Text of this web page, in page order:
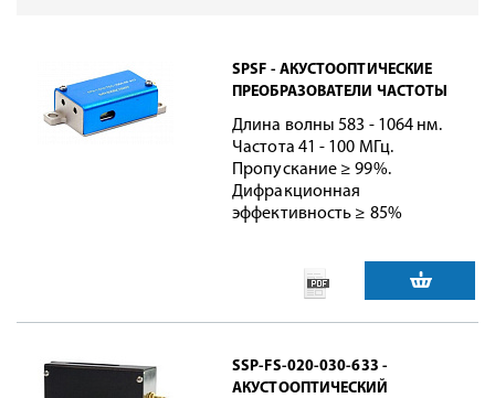
SPSF - АКУСТООПТИЧЕСКИЕ
ПРЕОБРАЗОВАТЕЛИ ЧАСТОТЫ
Длина волны 583 - 1064 нм.
Частота 41 - 100 МГц.
Пропускание ≥ 99%.
Дифракционная
эффективность ≥ 85%
SSP-FS-020-030-633 -
АКУСТООПТИЧЕСКИЙ